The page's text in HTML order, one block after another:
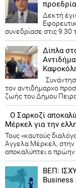
Δεκτή
συνεδρίασε στις 9.30
Δίπλα
τον αντιδήμαρχο
ζωής του Δήμου
Ο Σαρκοζί
Μέρκελ για την
Τους «καυτούς
Άγγελα Μέρκελ, στην
αποκαλύπτει ο πρώην
ΒΕΠ:
Business